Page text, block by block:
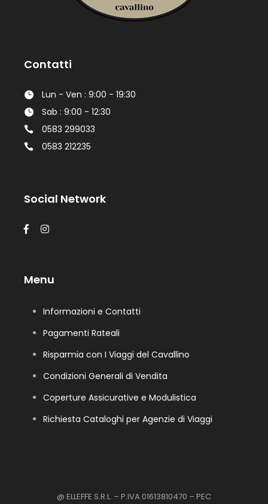
Contatti
Lun - Ven : 9:00 - 19:30
Sab : 9:00 - 12:30
0583 299033
0583 212235
Social Network
Menu
Informazioni e Contatti
Pagamenti Rateali
Risparmia con I Viaggi del Cavallino
Condizioni Generali di Vendita
Coperture Assicurative e Modulistica
Richiesta Cataloghi per Agenzie di Viaggi
@ ELLEFFE S.R.L. – P.IVA 01613810470 – PEC